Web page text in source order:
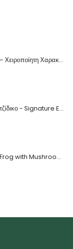
Replay Toys – Λιλά Φιόγκος – Χειροποίητη Χαρακτηριστική Πασχαλινή Λαμπάδα
Replay Toys - LEGO Παγωτατζίδικο - Signature Easter Candle
Squishmallows Wendy the Frog with Mushroom Embroidery - 20cm